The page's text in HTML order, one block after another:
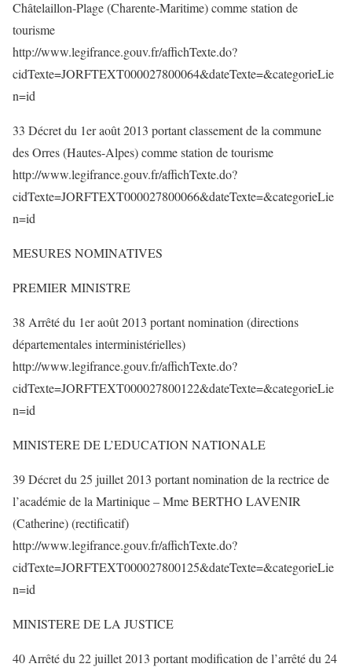
Châtelaillon-Plage (Charente-Maritime) comme station de
tourisme
http://www.legifrance.gouv.fr/affichTexte.do?
cidTexte=JORFTEXT000027800064&dateTexte=&categorieLie
n=id
33 Décret du 1er août 2013 portant classement de la commune
des Orres (Hautes-Alpes) comme station de tourisme
http://www.legifrance.gouv.fr/affichTexte.do?
cidTexte=JORFTEXT000027800066&dateTexte=&categorieLie
n=id
MESURES NOMINATIVES
PREMIER MINISTRE
38 Arrêté du 1er août 2013 portant nomination (directions
départementales interministérielles)
http://www.legifrance.gouv.fr/affichTexte.do?
cidTexte=JORFTEXT000027800122&dateTexte=&categorieLie
n=id
MINISTERE DE L’EDUCATION NATIONALE
39 Décret du 25 juillet 2013 portant nomination de la rectrice de
l’académie de la Martinique – Mme BERTHO LAVENIR
(Catherine) (rectificatif)
http://www.legifrance.gouv.fr/affichTexte.do?
cidTexte=JORFTEXT000027800125&dateTexte=&categorieLie
n=id
MINISTERE DE LA JUSTICE
40 Arrêté du 22 juillet 2013 portant modification de l’arrêté du 24